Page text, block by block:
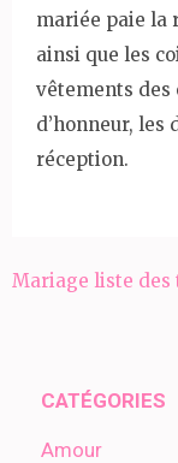
mariée paie la
ainsi que les
vêtements des
d’honneur,
réception.
Navigation
Mariage liste des
CATÉGORIES
Amour